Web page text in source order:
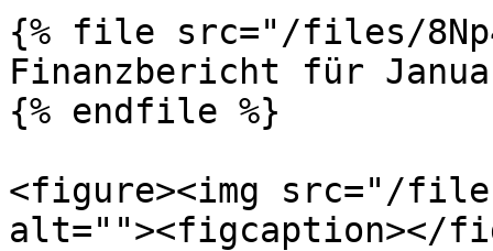
{% file src="/files/
Finanzbericht für
{% endfile %}
<figure><img src="/files/
alt=""><figcaption></